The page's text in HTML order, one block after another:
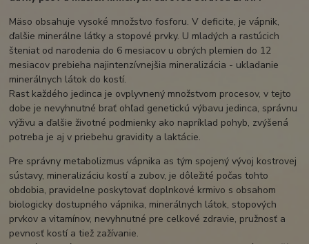
Mäso obsahuje vysoké množstvo fosforu. V deficite, je vápnik,
ďalšie minerálne látky a stopové prvky. U mladých a rastúcich
šteniat od narodenia do 6 mesiacov u obrých plemien do 12
mesiacov prebieha najintenzívnejšia mineralizácia - ukladanie
minerálnych látok do kostí.
Rast každého jedinca je ovplyvnený množstvom procesov, v tejto
dobe je nevyhnutné brať ohľad genetickú výbavu jedinca, správnu
výživu a ďalšie životné podmienky ako napríklad pohyb, zvýšená
potreba je aj v priebehu gravidity a laktácie.
Pre správny metabolizmus vápnika as tým spojený vývoj kostrovej
sústavy, mineralizáciu kostí a zubov, je dôležité počas tohto
obdobia, pravidelne poskytovať doplnkové krmivo s obsahom
biologicky dostupného vápnika, minerálnych látok, stopových
prvkov a vitamínov, nevyhnutné pre celkové zdravie, pružnosť a
pevnosť kostí a tiež zažívanie.